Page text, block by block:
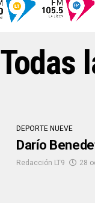
Todas
DEPORTE NUEVE
Darío
Redacción LT9 28